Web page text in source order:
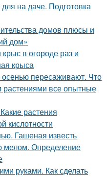
на даче. Подготовка
домов плюсы и
дом»
в огороде раз и
крыса
пересаживают. Что
все опытные
растения
кислотности
Гашеная известь
мелом. Определение
руками. Как сделать